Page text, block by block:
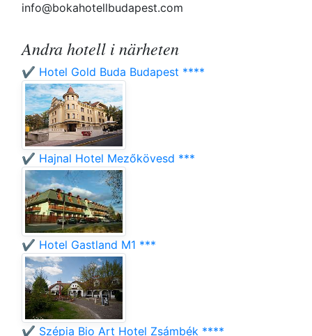
info@bokahotellbudapest.com
Andra hotell i närheten
✔️ Hotel Gold Buda Budapest ****
✔️ Hajnal Hotel Mezőkövesd ***
✔️ Hotel Gastland M1 ***
✔️ Szépia Bio Art Hotel Zsámbék ****